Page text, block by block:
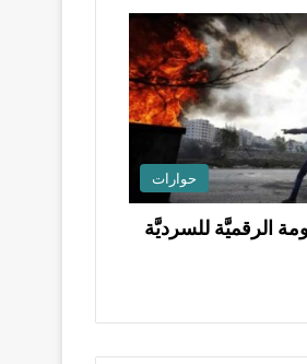
حوارات
الرقميَّة للسرديَّة